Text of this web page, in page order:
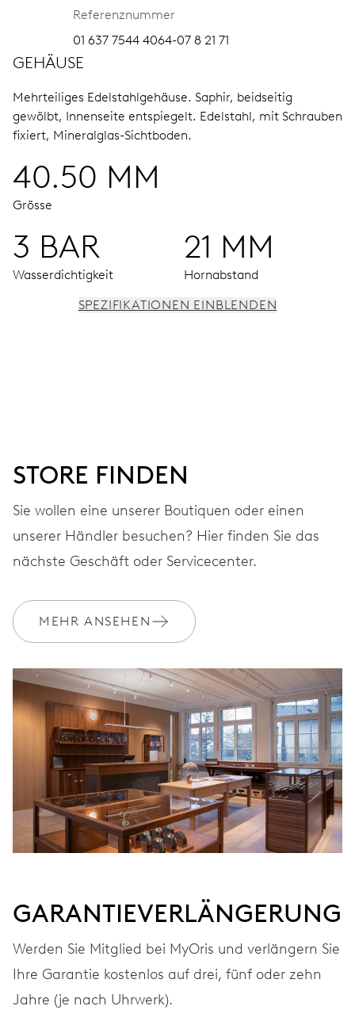
Referenznummer
01 637 7544 4064-07 8 21 71
GEHÄUSE
Mehrteiliges Edelstahlgehäuse. Saphir, beidseitig
gewölbt, Innenseite entspiegelt. Edelstahl, mit Schrauben
fixiert, Mineralglas-Sichtboden.
40.50 MM
Grösse
3 BAR
Wasserdichtigkeit
21 MM
Hornabstand
38 Std.
Gangreserve
KALIBER
ABMESSUNGEN
AUFZUG
Automatischer Aufzug
FREQUENZ
28.800 A/h, 4 Hz
Edelstahl
SPEZIFIKATIONEN EINBLENDEN
STORE FINDEN
Sie wollen eine unserer Boutiquen oder einen
unserer Händler besuchen? Hier finden Sie das
nächste Geschäft oder Servicecenter.
MEHR ANSEHEN
GARANTIEVERLÄNGERUNG
Werden Sie Mitglied bei MyOris und verlängern Sie
Ihre Garantie kostenlos auf drei, fünf oder zehn
Jahre (je nach Uhrwerk).